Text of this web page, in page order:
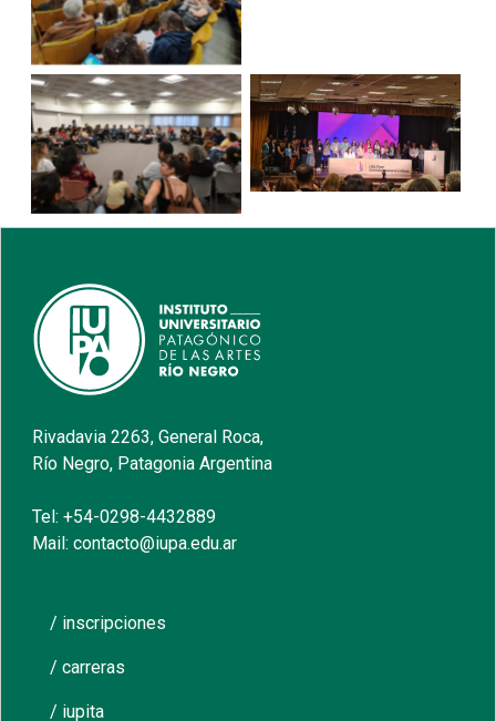
Sin leyenda Sin leyenda
Rivadavia 2263, General Roca,
Río Negro, Patagonia Argentina
Tel: +54-0298-4432889
Mail: contacto@iupa.edu.ar
/ inscripciones
/ carreras
/ iupita